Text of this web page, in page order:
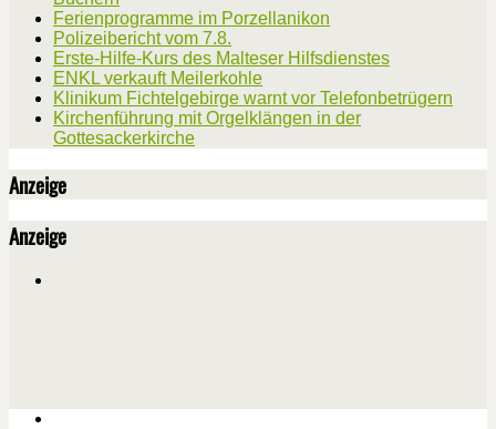
Ferienprogramme im Porzellanikon
Polizeibericht vom 7.8.
Erste-Hilfe-Kurs des Malteser Hilfsdienstes
ENKL verkauft Meilerkohle
Klinikum Fichtelgebirge warnt vor Telefonbetrügern
Kirchenführung mit Orgelklängen in der
Gottesackerkirche
Anzeige
Anzeige